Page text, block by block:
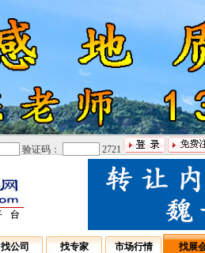
验证码： 2721
找公司 找专家 市场行情 找展